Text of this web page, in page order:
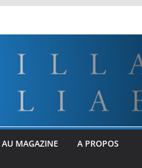
AU MAGAZINE A PROPOS